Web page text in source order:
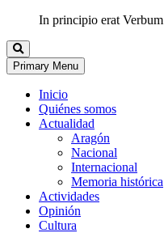
In principio erat Verbum
Primary Menu
Inicio
Quiénes somos
Actualidad
Aragón
Nacional
Internacional
Memoria histórica
Actividades
Opinión
Cultura